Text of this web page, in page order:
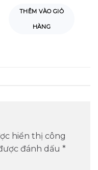
5 sao
THÊM VÀO GIỎ
HÀNG
hiển thị công
đánh dấu *